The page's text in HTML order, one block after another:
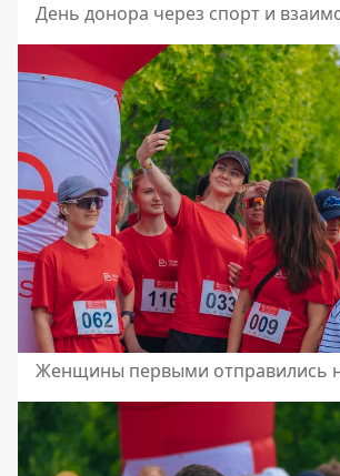
День донора через спорт и
Женщины первыми отправились